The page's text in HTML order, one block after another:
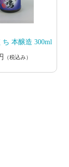
ち 本醸造 300ml
（税込み）